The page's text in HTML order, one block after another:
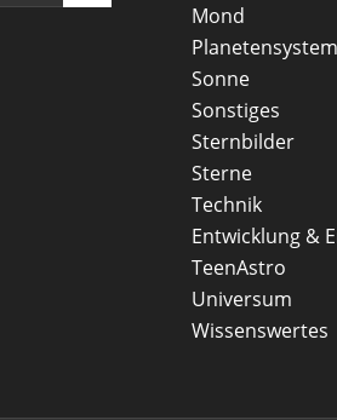
Mond
Planetensystem
Sonne
Sonstiges
Sternbilder
Sterne
Technik
Entwicklung &
TeenAstro
Universum
Wissenswertes